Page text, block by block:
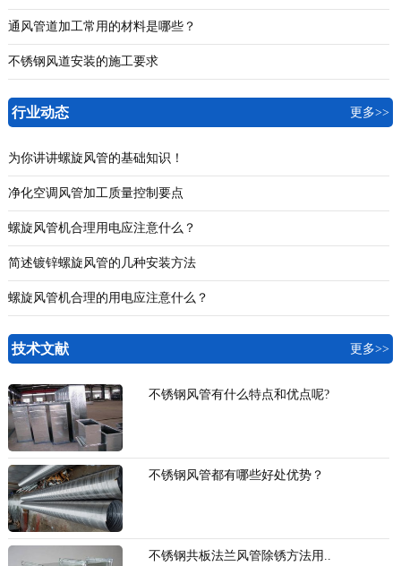
通风管道加工常用的材料是哪些？
不锈钢风道安装的施工要求
行业动态 更多>>
为你讲讲螺旋风管的基础知识！
净化空调风管加工质量控制要点
螺旋风管机合理用电应注意什么？
简述镀锌螺旋风管的几种安装方法
螺旋风管机合理的用电应注意什么？
技术文献 更多>>
不锈钢风管有什么特点和优点呢?
不锈钢风管都有哪些好处优势？
不锈钢共板法兰风管除锈方法用..